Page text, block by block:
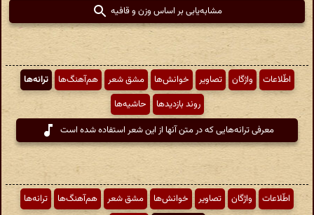
مشابه‌یابی بر اساس وزن و قافیه
اطّلاعات واژگان تصاویر خوانش‌ها مشق شعر هم‌آهنگ‌ها
ترانه‌ها
روند بازدیدها
حاشیه‌ها
معرفی ترانه‌هایی که در متن آنها از این شعر استفاده شده است
اطّلاعات واژگان تصاویر خوانش‌ها مشق شعر هم‌آهنگ‌ها
ترانه‌ها